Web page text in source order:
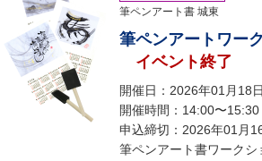
筆ペンアート書 城東
筆ペンアートワー
イベント終了
開催日：2026年01月18日
開催時間：14:00〜15:30
申込締切：2026年01月
筆ペンアート書ワークシ